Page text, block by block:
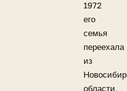
1972
его
семья
переехала
из
области,